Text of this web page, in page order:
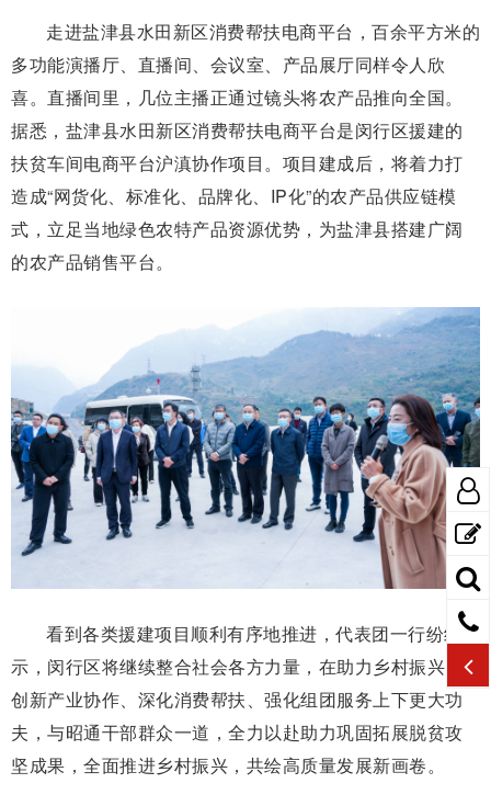
走进盐津县水田新区消费帮扶电商平台，百余平方米的
多功能演播厅、直播间、会议室、产品展厅同样令人欣
喜。直播间里，几位主播正通过镜头将农产品推向全国。
据悉，盐津县水田新区消费帮扶电商平台是闵行区援建的
扶贫车间电商平台沪滇协作项目。项目建成后，将着力打
造成“网货化、标准化、品牌化、IP化”的农产品供应链模
式，立足当地绿色农特产品资源优势，为盐津县搭建广阔
的农产品销售平台。
看到各类援建项目顺利有序地推进，代表团一行纷纷表
示，闵行区将继续整合社会各方力量，在助力乡村振兴、
创新产业协作、深化消费帮扶、强化组团服务上下更大功
夫，与昭通干部群众一道，全力以赴助力巩固拓展脱贫攻
坚成果，全面推进乡村振兴，共绘高质量发展新画卷。